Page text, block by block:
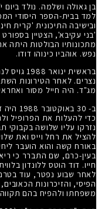
בן גאולה ושלמה. נולד
למד בבית-הספר היסודי
ובישיבה התיכונית 'קרית
'בני עקיבא', הצטיין
מתכונותיו הבולטות היתה
נפש. אוהביו כינוהו דודו.
בראשית ינואר 1988גויס
נצרים. לאחר הטירונות
מג"ד. היה חייל מסור
ב- 30 באוקטובר 1988 היה
כדי להעלות את הפרופיל
נזרקו עליו שלושה
להציל את רחל וייס ואת
באורח קשה והוא הועבר
בעין-כרם, שם התברר כי
חייו. דוד הוטס ללונדון
לאחר שבוע נפטר, עוד
הפיסי, והזיכרונות
משפחתו ולהפיח בהם